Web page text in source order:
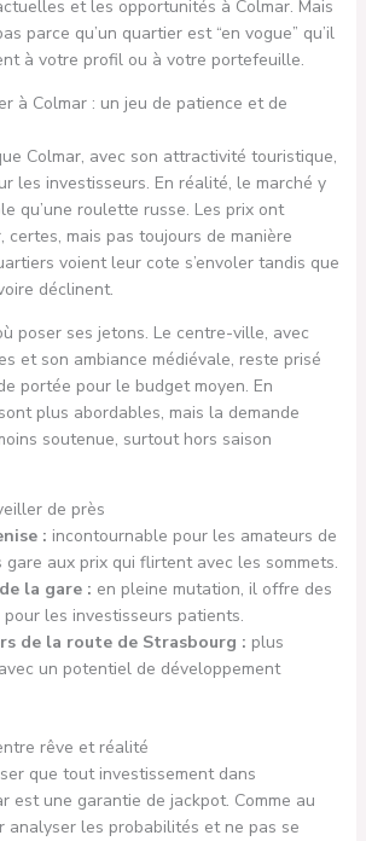
et les opportunités à Colmar. Mais
parce qu’un quartier est “en vogue” qu’il
à votre profil ou à votre portefeuille.
à Colmar : un jeu de patience et de
Colmar, avec son attractivité touristique,
les investisseurs. En réalité, le marché y
qu’une roulette russe. Les prix ont
certes, mais pas toujours de manière
voient leur cote s’envoler tandis que
déclinent.
poser ses jetons. Le centre-ville, avec
et son ambiance médiévale, reste prisé
portée pour le budget moyen. En
plus abordables, mais la demande
soutenue, surtout hors saison
de près
: incontournable pour les amateurs de
gare aux prix qui flirtent avec les sommets.
la gare : en pleine mutation, il offre des
les investisseurs patients.
de la route de Strasbourg : plus
un potentiel de développement
rêve et réalité
que tout investissement dans
est une garantie de jackpot. Comme au
analyser les probabilités et ne pas se